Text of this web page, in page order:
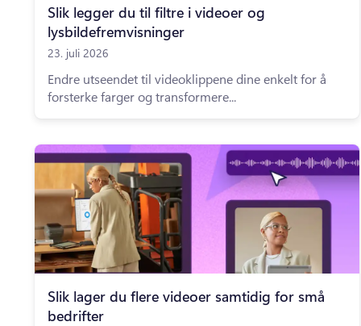
Slik legger du til filtre i videoer og
lysbildefremvisninger
23. juli 2026
Endre utseendet til videoklippene dine enkelt for å
forsterke farger og transformere...
Slik lager du flere videoer samtidig for små
bedrifter